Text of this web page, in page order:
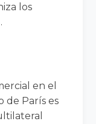
los
en el
de París es